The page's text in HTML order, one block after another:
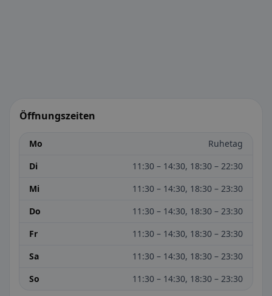
Öffnungszeiten
Mo
Ruhetag
Di
11:30 – 14:30, 18:30 – 22:30
Mi
11:30 – 14:30, 18:30 – 23:30
Do
11:30 – 14:30, 18:30 – 23:30
Fr
11:30 – 14:30, 18:30 – 23:30
Sa
11:30 – 14:30, 18:30 – 23:30
So
11:30 – 14:30, 18:30 – 23:30